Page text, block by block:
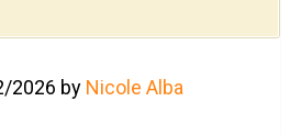
2026 by Nicole Alba